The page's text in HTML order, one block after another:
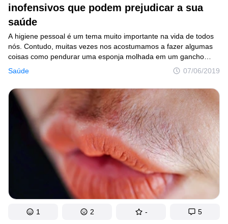
inofensivos que podem prejudicar a sua
saúde
Saúde 07/06/2019
A higiene pessoal é um tema muito importante na vida de todos
nós. Contudo, muitas vezes nos acostumamos a fazer algumas
coisas como pendurar uma esponja molhada em um gancho
dentro do banheiro, ou usar desodorante em spray, e não
paramos para pensar em como essas atitudes podem ser
perigosas. Por incrível que pareça, muitas ações que são
aparentemente inofensivas, podem fazer muito mal à nossa
saúde.
1 2 - 5